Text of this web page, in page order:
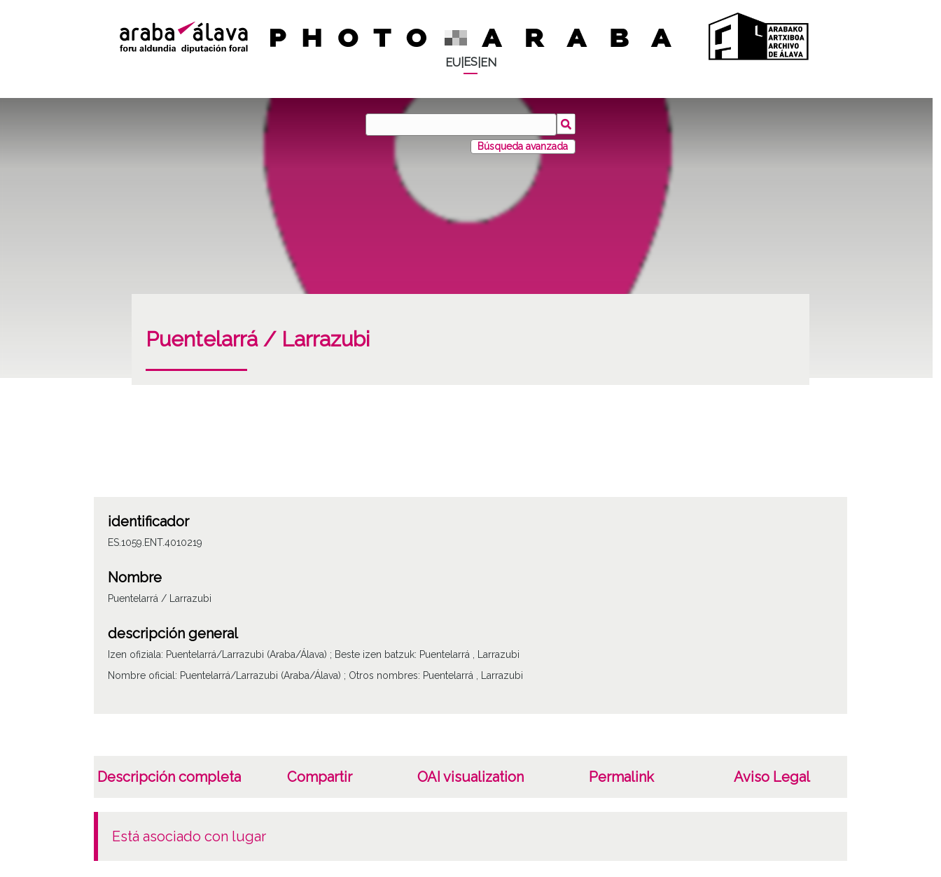
EU| ES| EN
Búsqueda avanzada
Puentelarrá / Larrazubi
identificador
ES.1059.ENT.4010219
Nombre
Puentelarrá / Larrazubi
descripción general
Izen ofiziala: Puentelarrá/Larrazubi (Araba/Álava) ; Beste izen batzuk: Puentelarrá , Larrazubi
Nombre oficial: Puentelarrá/Larrazubi (Araba/Álava) ; Otros nombres: Puentelarrá , Larrazubi
Descripción completa Compartir OAI visualization Permalink Aviso Legal
está asociado con lugar